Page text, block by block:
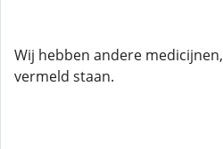
Wij hebben andere
vermeld staan.